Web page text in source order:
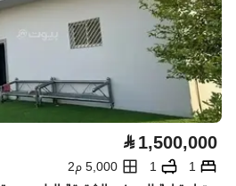
⃁1,500,000
1
1
5,000 م2